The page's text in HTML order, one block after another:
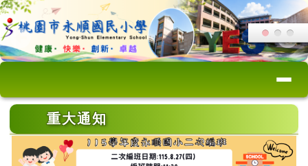
跳至主內容區
桃園市永順國小
導覽列
上中區域內容
重大通知
頁尾區域